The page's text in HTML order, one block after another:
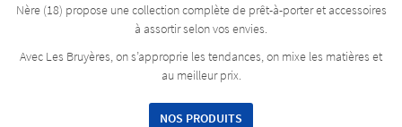
Nère (18) propose une collection complète de prêt-à-porter et accessoires
à assortir selon vos envies.
Avec Les Bruyères, on s’approprie les tendances, on mixe les matières et
au meilleur prix.
NOS PRODUITS